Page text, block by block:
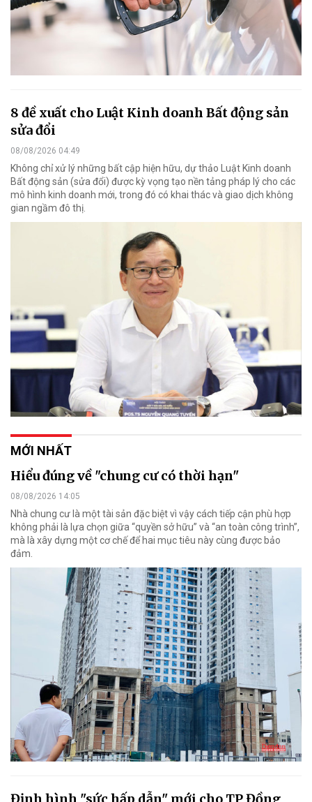
8 đề xuất cho Luật Kinh doanh Bất động sản
sửa đổi
08/08/2026 04:49
Không chỉ xử lý những bất cập hiện hữu, dự thảo Luật Kinh doanh
Bất động sản (sửa đổi) được kỳ vọng tạo nền tảng pháp lý cho các
mô hình kinh doanh mới, trong đó có khai thác và giao dịch không
gian ngầm đô thị.
MỚI NHẤT
Hiểu đúng về "chung cư có thời hạn"
08/08/2026 14:05
Nhà chung cư là một tài sản đặc biệt vì vậy cách tiếp cận phù hợp
không phải là lựa chọn giữa “quyền sở hữu” và “an toàn công trình”,
mà là xây dựng một cơ chế để hai mục tiêu này cùng được bảo
đảm.